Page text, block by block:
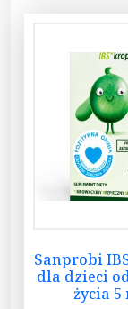
Sanprobi
dla dzieci
życia 5